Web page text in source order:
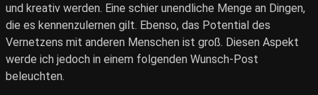
und kreativ werden. Eine schier unendliche Menge an Dingen,
die es kennenzulernen gilt. Ebenso, das Potential des
Vernetzens mit anderen Menschen ist groß. Diesen Aspekt
werde ich jedoch in einem folgenden Wunsch-Post
beleuchten.